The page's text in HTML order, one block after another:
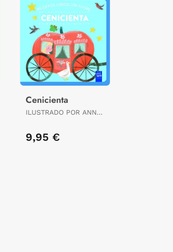
Cenicienta
ILUSTRADO POR ANNA
9,95 €